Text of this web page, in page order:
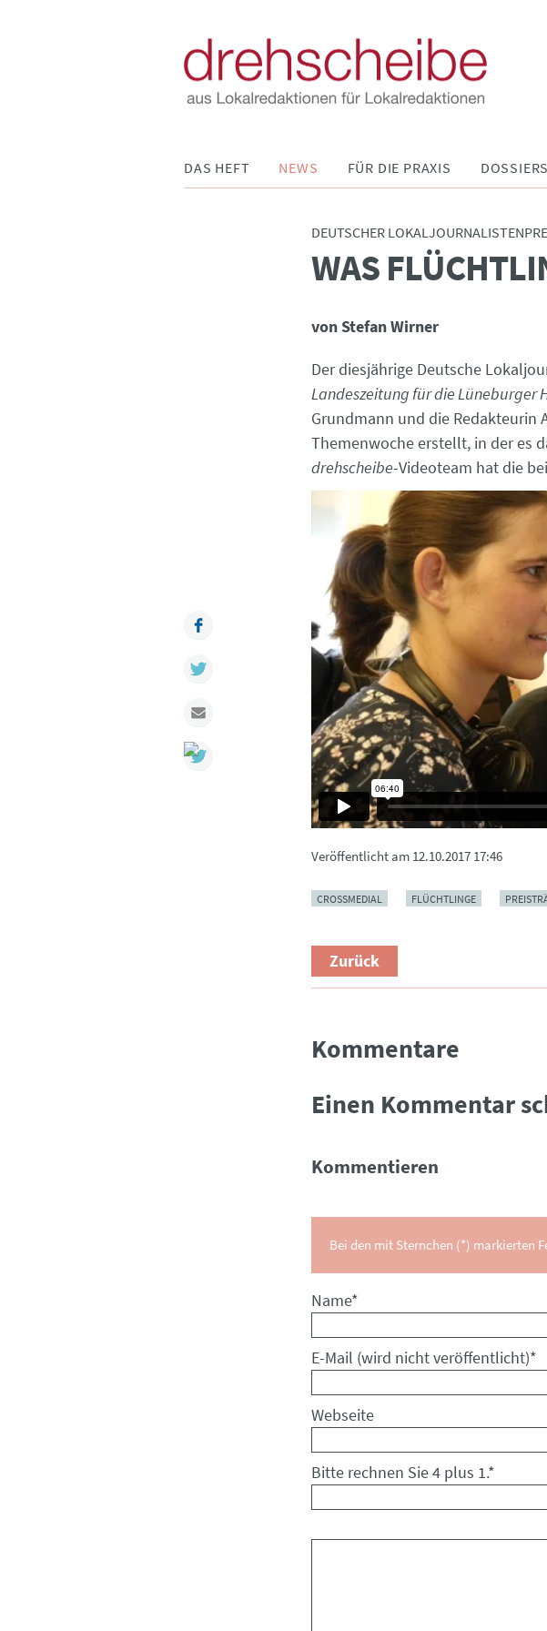
DAS HEFT NEWS FÜR DIE PRAXIS DOSSIERS
DEUTSCHER
:WAS
von Stefan Wirner
Der diesjährige Deutsche
Landeszeitung für die Lüneburger
Grundmann und die Redakteurin
Themenwoche erstellt, in der es
drehscheibe-Videoteam hat die
Veröffentlicht am 12.10.2017 17:46
CROSSMEDIAL FLÜCHTLINGE
Zurück
Kommentare
Einen Kommentar
Kommentieren
Bei den mit Sternchen (*) markierten
Pflichtfeld
Name*
Pflichtfeld
E-Mail (wird nicht veröffentlicht)*
Webseite
Bitte rechnen Sie 4 plus 1.*